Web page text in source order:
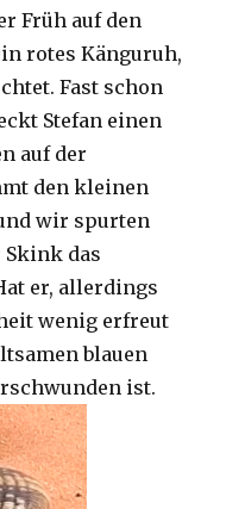
Früh auf den
rotes Känguruh,
Fast schon
Stefan einen
auf der
den kleinen
wir spurten
Skink das
er, allerdings
wenig erfreut
blauen
ist.